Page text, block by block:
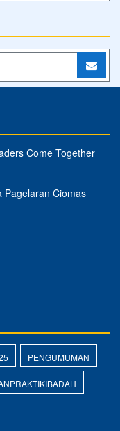
Come Together
Pagelaran Ciomas
PENGUMUMAN